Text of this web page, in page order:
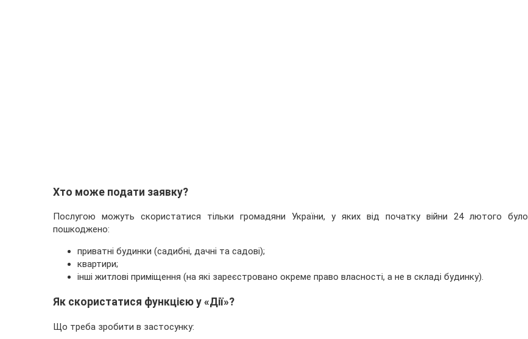
Хто може подати заявку?
Послугою можуть скористатися тільки громадяни України, у яких від початку війни 24 лютого було
пошкоджено:
приватні будинки (садибні, дачні та садові);
квартири;
інші житлові приміщення (на які зареєстровано окреме право власності, а не в складі будинку).
Як скористатися функцією у «Дії»?
Що треба зробити в застосунку: